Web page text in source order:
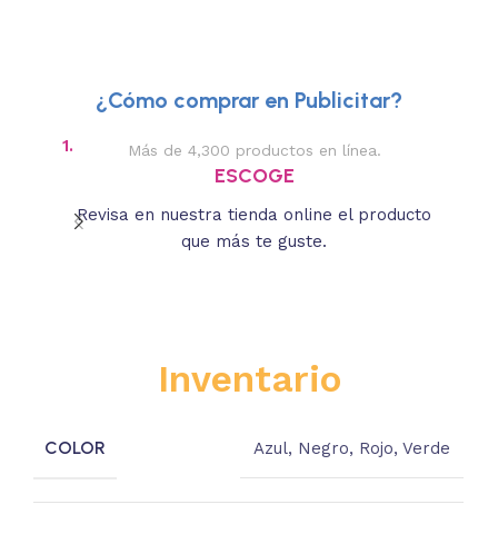
¿Cómo comprar en Publicitar?
1. Más de 4,300 productos en línea.
ESCOGE
Revisa en nuestra tienda online el producto
que más te guste.
Inventario
COLOR Azul, Negro, Rojo,Verde